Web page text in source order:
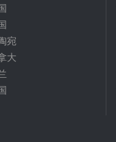
宛
大